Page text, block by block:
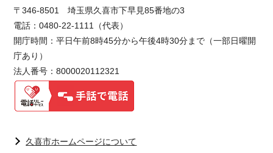
〒346-8501 埼玉県久喜市下早見85番地の3
電話：0480-22-1111（代表）
開庁時間：平日午前8時45分から午後4時30分まで（一部日曜開
庁あり）
法人番号：8000020112321
久喜市ホームページについて